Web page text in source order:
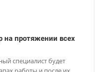
протяжении всех
специалист будет